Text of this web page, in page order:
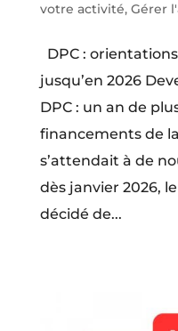
votre activité, Gérer
DPC :
jusqu’en 2026
DPC : un an de
financements de
s’attendait à de
dès janvier 2026,
décidé de...